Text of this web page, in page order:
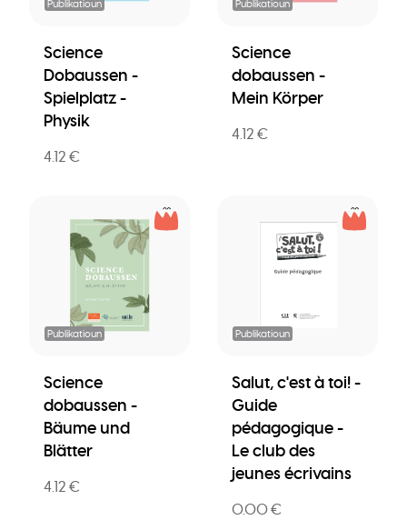
Publikatioun
Science
Dobaussen -
Spielplatz -
Physik
4.12 €
Publikatioun
Science
dobaussen -
Mein Körper
4.12 €
Publikatioun
Science
dobaussen -
Bäume und
Blätter
4.12 €
Publikatioun
Salut, c'est à toi! -
Guide
pédagogique -
Le club des
jeunes écrivains
0.00 €